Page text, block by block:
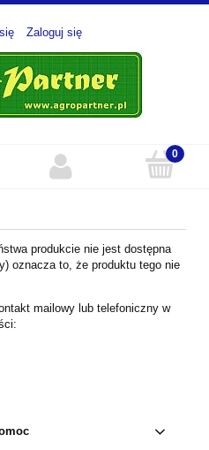
Zaloguj się
produkcie nie jest dostępna
oznacza to, że produktu tego nie
mailowy lub telefoniczny w